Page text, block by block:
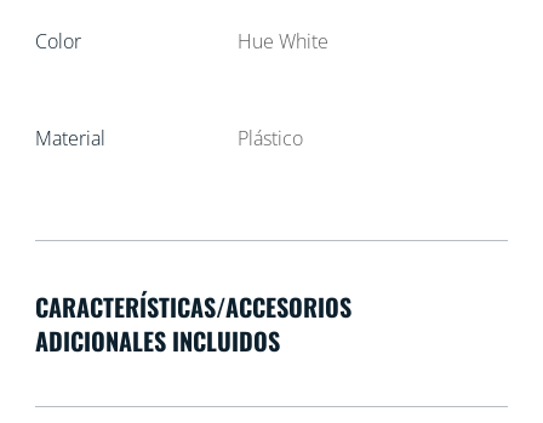
Color Hue White
Material Plástico
CARACTERÍSTICAS/ACCESORIOS
ADICIONALES INCLUIDOS